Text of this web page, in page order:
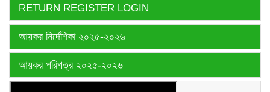
RETURN REGISTER LOGIN
আয়কর নির্দেশিকা ২০২৫-২০২৬
আয়কর পরিপত্র ২০২৫-২০২৬